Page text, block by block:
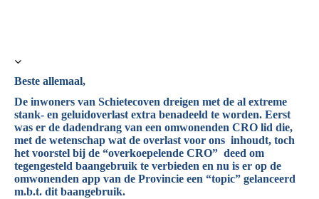
Beste allemaal,
De inwoners van Schietecoven dreigen met de al extreme
stank- en geluidoverlast extra benadeeld te worden. Eerst
was er de dadendrang van een omwonenden CRO lid die,
met de wetenschap wat de overlast voor ons inhoudt, toch
het voorstel bij de “overkoepelende CRO” deed om
tegengesteld baangebruik te verbieden en nu is er op de
omwonenden app van de Provincie een “topic” gelanceerd
m.b.t. dit baangebruik.